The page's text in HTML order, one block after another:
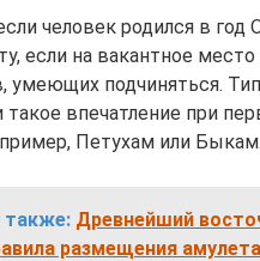
человек родился в год
если на вакантное
умеющих подчиняться.
такое впечатление при
Петухам или Быкам.
также: Древнейший
размещения